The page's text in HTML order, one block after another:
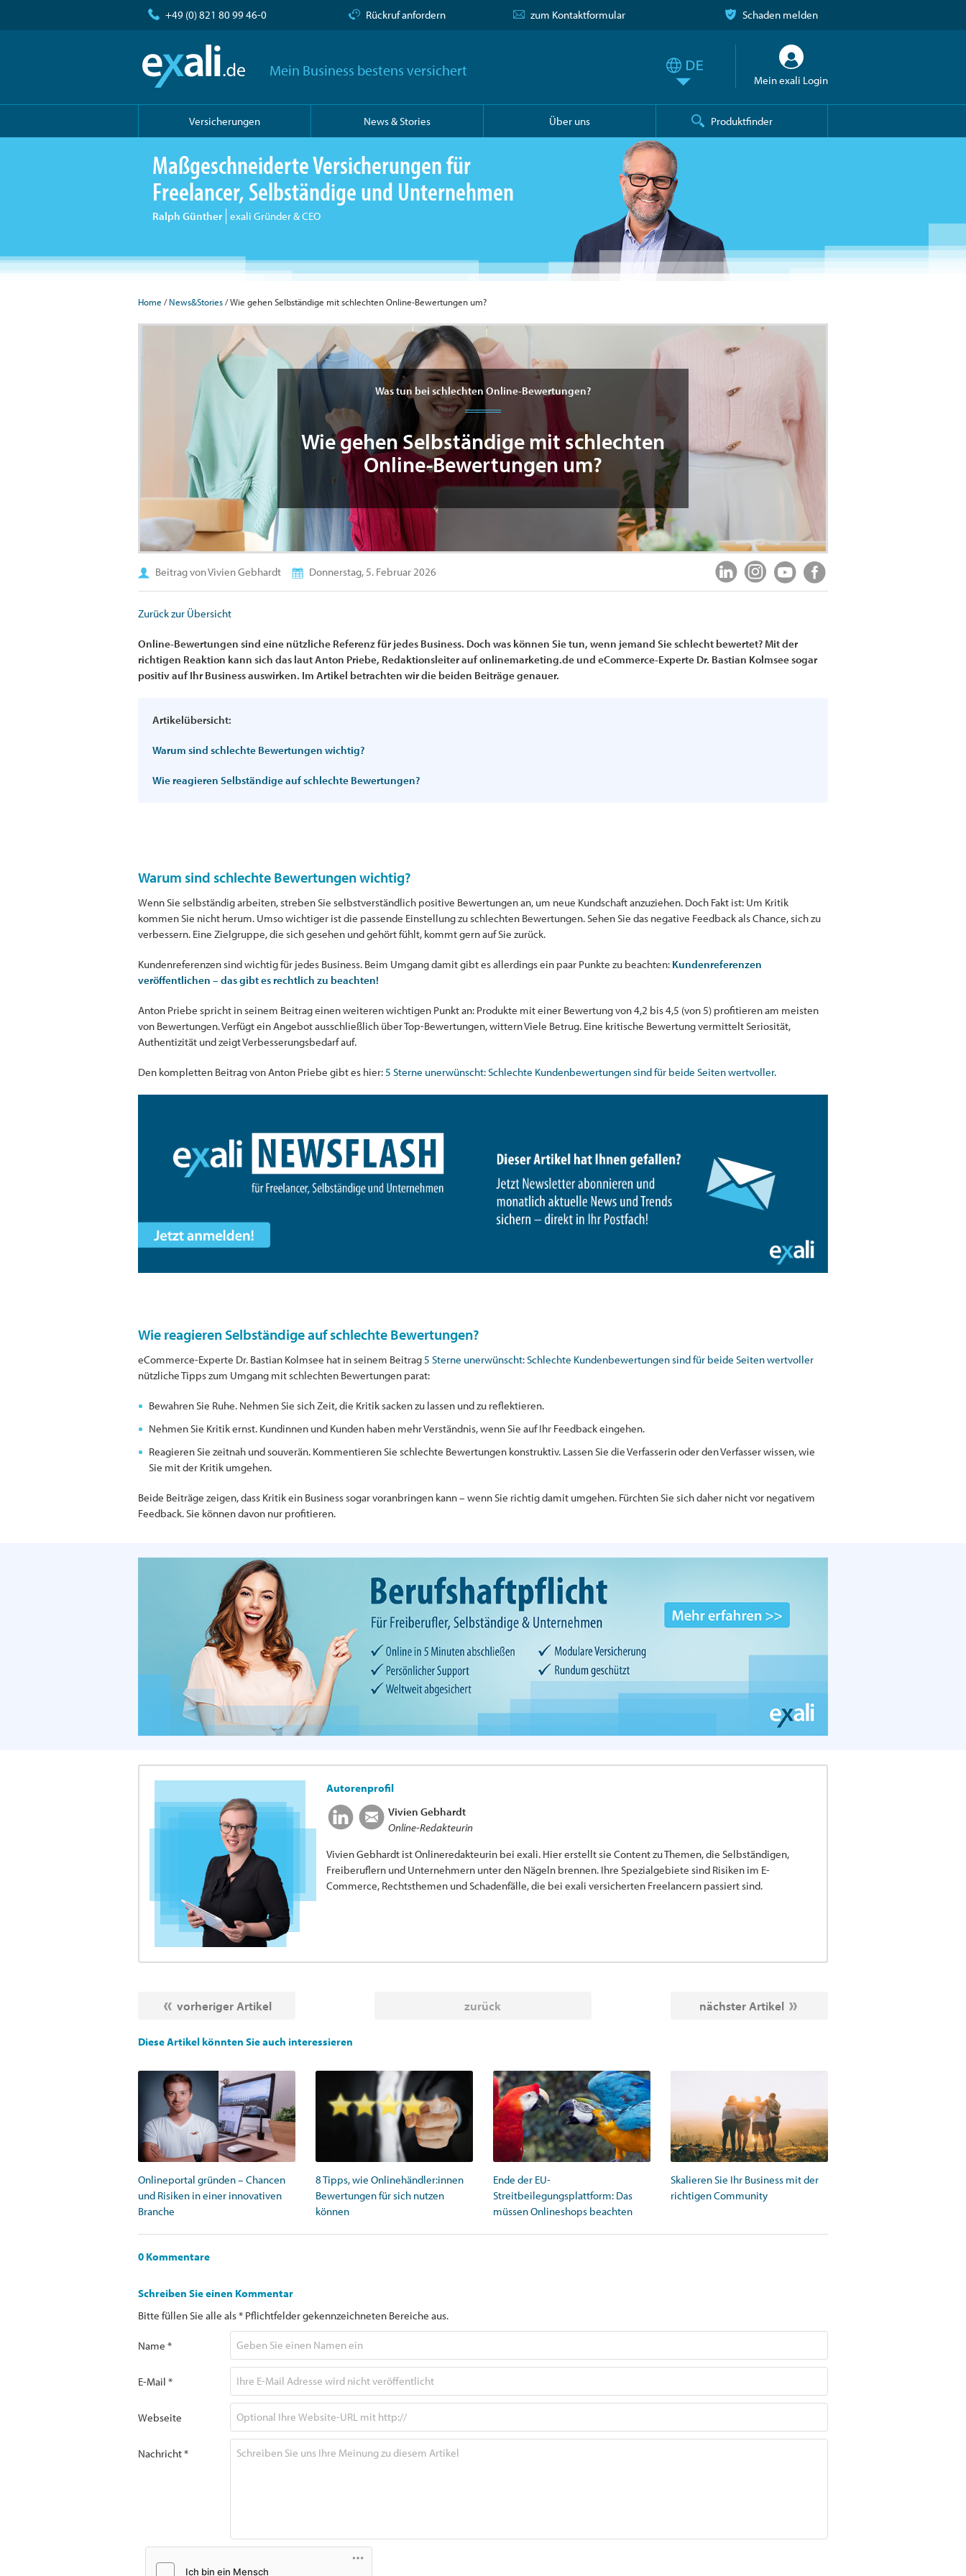
+49 (0) 821 80 99 46-0 Rückruf anfordern zum Kontaktformular Schaden melden
Mein Business bestens versichert
Mein exali Login
Versicherungen News & Stories Über uns Produktfinder
Maßgeschneiderte Versicherungen für
Freelancer, Selbständige und Unternehmen
Ralph Günther exali Gründer & CEO
Home /News&Stories/ Wie gehen Selbständige mit schlechten Online-Bewertungen um?
Was tun bei schlechten Online-Bewertungen?
Wie gehen Selbständige mit schlechten
Online-Bewertungen um?
Beitrag von Vivien Gebhardt Donnerstag, 5. Februar 2026
Zurück zur Übersicht
Online-Bewertungen sind eine nützliche Referenz für jedes Business. Doch was können Sie tun, wenn jemand Sie schlecht bewertet? Mit der
richtigen Reaktion kann sich das laut Anton Priebe, Redaktionsleiter auf onlinemarketing.de und eCommerce-Experte Dr. Bastian Kolmsee sogar
positiv auf Ihr Business auswirken. Im Artikel betrachten wir die beiden Beiträge genauer.
Artikelübersicht:
Warum sind schlechte Bewertungen wichtig?
Wie reagieren Selbständige auf schlechte Bewertungen?
Warum sind schlechte Bewertungen wichtig?
Wenn Sie selbständig arbeiten, streben Sie selbstverständlich positive Bewertungen an, um neue Kundschaft anzuziehen. Doch Fakt ist: Um Kritik
kommen Sie nicht herum. Umso wichtiger ist die passende Einstellung zu schlechten Bewertungen. Sehen Sie das negative Feedback als Chance, sich zu
verbessern. Eine Zielgruppe, die sich gesehen und gehört fühlt, kommt gern auf Sie zurück.
Kundenreferenzen sind wichtig für jedes Business. Beim Umgang damit gibt es allerdings ein paar Punkte zu beachten: Kundenreferenzen
veröffentlichen – das gibt es rechtlich zu beachten!
Anton Priebe spricht in seinem Beitrag einen weiteren wichtigen Punkt an: Produkte mit einer Bewertung von 4,2 bis 4,5 (von 5) profitieren am meisten
von Bewertungen. Verfügt ein Angebot ausschließlich über Top-Bewertungen, wittern Viele Betrug. Eine kritische Bewertung vermittelt Seriosität,
Authentizität und zeigt Verbesserungsbedarf auf.
Den kompletten Beitrag von Anton Priebe gibt es hier:5 Sterne unerwünscht: Schlechte Kundenbewertungen sind für beide Seiten wertvoller.
Wie reagieren Selbständige auf schlechte Bewertungen?
eCommerce-Experte Dr. Bastian Kolmsee hat in seinem Beitrag5 Sterne unerwünscht: Schlechte Kundenbewertungen sind für beide Seiten wertvoller
nützliche Tipps zum Umgang mit schlechten Bewertungen parat:
Bewahren Sie Ruhe. Nehmen Sie sich Zeit, die Kritik sacken zu lassen und zu reflektieren.
Nehmen Sie Kritik ernst. Kundinnen und Kunden haben mehr Verständnis, wenn Sie auf Ihr Feedback eingehen.
Reagieren Sie zeitnah und souverän. Kommentieren Sie schlechte Bewertungen konstruktiv. Lassen Sie die Verfasserin oder den Verfasser wissen, wie
Sie mit der Kritik umgehen.
Beide Beiträge zeigen, dass Kritik ein Business sogar voranbringen kann – wenn Sie richtig damit umgehen. Fürchten Sie sich daher nicht vor negativem
Feedback. Sie können davon nur profitieren.
Autorenprofil
Vivien Gebhardt
Online-Redakteurin
Vivien Gebhardt ist Onlineredakteurin bei exali. Hier erstellt sie Content zu Themen, die Selbständigen,
Freiberuflern und Unternehmern unter den Nägeln brennen. Ihre Spezialgebiete sind Risiken im E-
Commerce, Rechtsthemen und Schadenfälle, die bei exali versicherten Freelancern passiert sind.
vorheriger Artikel zurück nächster Artikel
Diese Artikel könnten Sie auch interessieren
Onlineportal gründen – Chancen
und Risiken in einer innovativen
Branche
8 Tipps, wie Onlinehändler:innen
Bewertungen für sich nutzen
können
Ende der EU-
Streitbeilegungsplattform: Das
müssen Onlineshops beachten
Skalieren Sie Ihr Business mit der
richtigen Community
0 Kommentare
Schreiben Sie einen Kommentar
Bitte füllen Sie alle als * Pflichtfelder gekennzeichneten Bereiche aus.
Name *
E-Mail *
Webseite
Nachricht *